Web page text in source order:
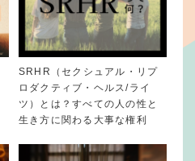
SRHR（セクシュアル・リプ
ロダクティブ・ヘルス/ライ
ツ）とは？すべての人の性と
生き方に関わる大事な権利